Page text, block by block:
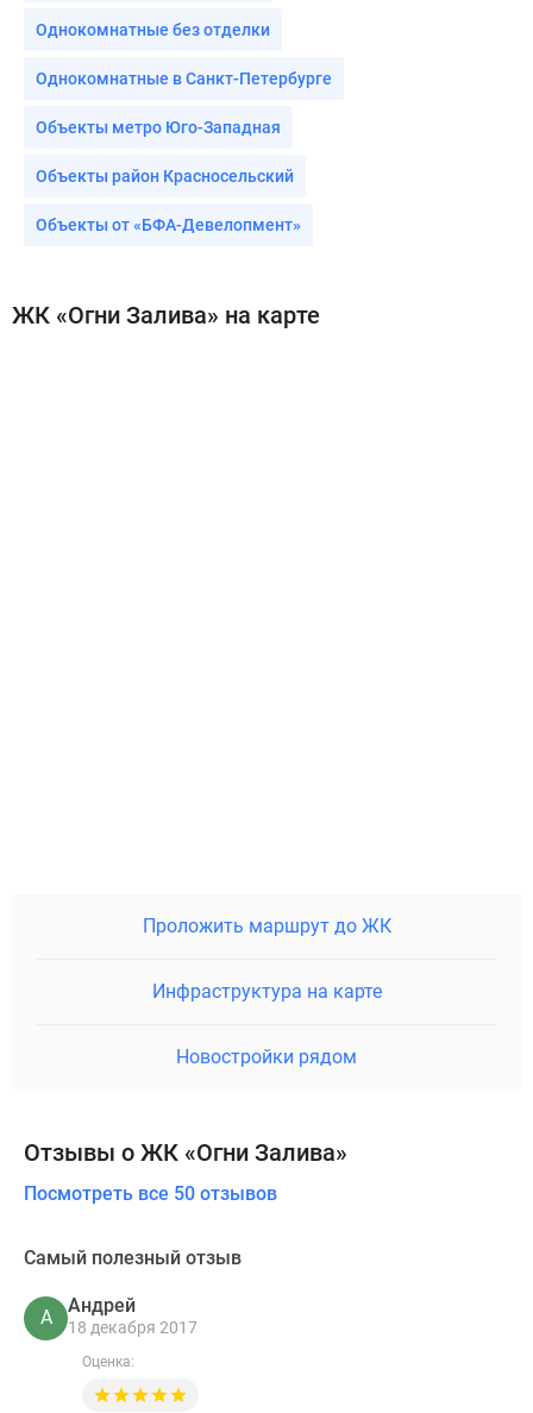
Однокомнатные без отделки
Однокомнатные в Санкт-Петербурге
Объекты метро Юго-Западная
Объекты район Красносельский
Объекты от «БФА-Девелопмент»
ЖК «Огни Залива» на карте
Проложить маршрут до ЖК
Инфраструктура на карте
Новостройки рядом
Отзывы о ЖК «Огни Залива»
Посмотреть все 50 отзывов
Самый полезный отзыв
А
Андрей
18 декабря 2017
Оценка: